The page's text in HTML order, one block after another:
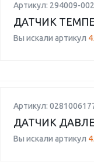
Артикул: 294009-
ДАТЧИК
Вы искали артикул
Артикул:
ДАТЧИК
Вы искали артикул